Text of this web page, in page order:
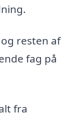
resten af
fag på
fra